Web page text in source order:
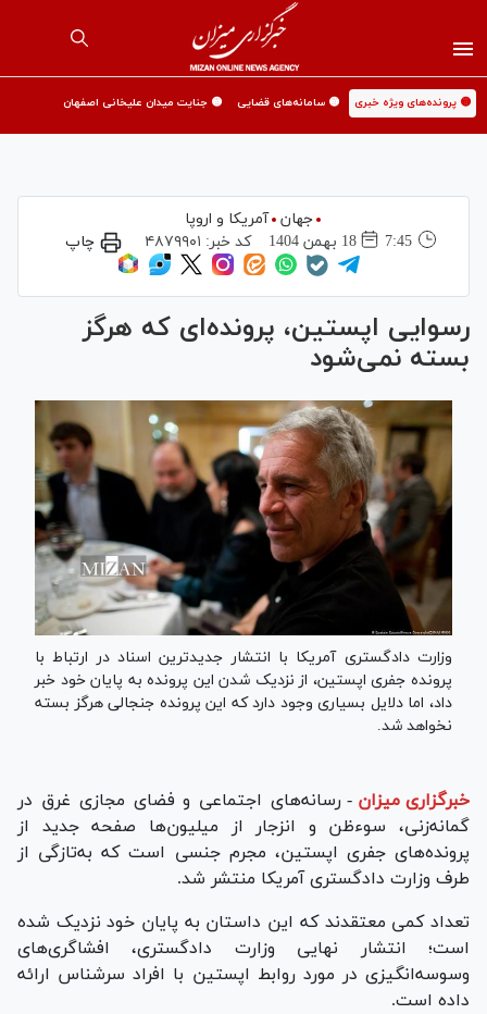
🟡 پرونده‌های ویژه خبری 🟡 سامانه‌های قضایی 🟡 جنایت میدان علیخانی اصفهان
جهان
آمریکا و اروپا
7:45
18 بهمن 1404 کد خبر: ۴۸۷۹۹۰۱ چاپ
رسوایی اپستین، پرونده‌ای که هرگز
بسته نمی‌شود
وزارت دادگستری آمریکا با انتشار جدیدترین اسناد در ارتباط با
پرونده جفری اپستین، از نزدیک شدن این پرونده به پایان خود خبر
داد، اما دلایل بسیاری وجود دارد که این پرونده جنجالی هرگز بسته
نخواهد شد.
خبرگزاری میزان - رسانه‌های اجتماعی و فضای مجازی غرق در
گمانه‌زنی، سوءظن و انزجار از میلیون‌ها صفحه جدید از
پرونده‌های جفری اپستین، مجرم جنسی است که به‌تازگی از
طرف وزارت دادگستری آمریکا منتشر شد.
تعداد کمی معتقدند که این داستان به پایان خود نزدیک شده
است؛ انتشار نهایی وزارت دادگستری، افشاگری‌های
وسوسه‌انگیزی در مورد روابط اپستین با افراد سرشناس ارائه
داده است.